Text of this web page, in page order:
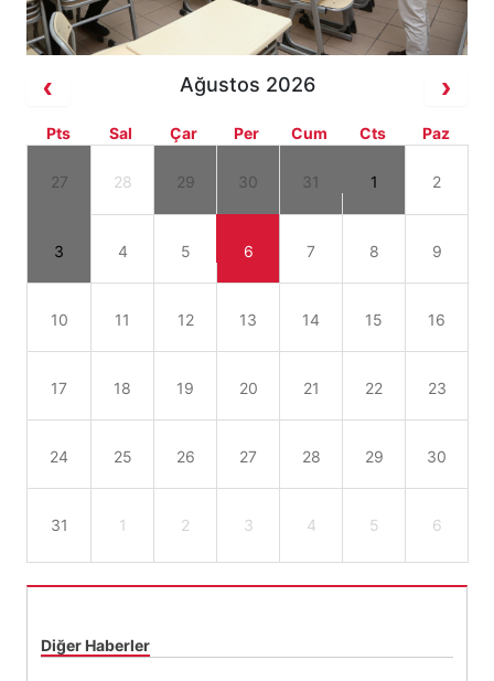
Ağustos 2026
Pts Sal Çar Per Cum Cts Paz
27 28 29 30 31 1 2
3 4 5 6 7 8 9
10 11 12 13 14 15 16
17 18 19 20 21 22 23
24 25 26 27 28 29 30
31 1 2 3 4 5 6
Diğer Haberler